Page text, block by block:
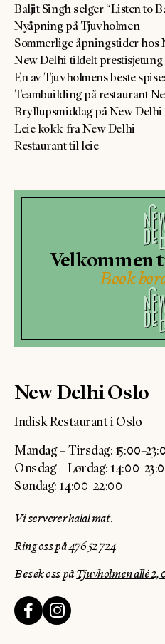
Baljit Singh selger “Listen to
Nyåpning på Tjuvholmen
Sommerlige åpningstider hos
New Delhi tildelt
En av Tjuvholmens beste
Teambuilding på restaurant
Bryllupsmiddag på New Delhi
Leie kokk fra New Delhi
Restaurant til leie
Velkommen
Book
New Delhi Oslo
Indisk Restaurant i Oslo
Mandag – Tirsdag:
Onsdag – Lørdag:
Søndag: 14:00–22:00
Vi serverer halal mat.
Ring oss på476 52 724
Besøk oss påTjuvholmen allé 2,